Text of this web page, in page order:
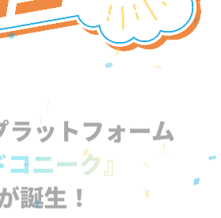
ットフォーム
コニーク』
誕生！